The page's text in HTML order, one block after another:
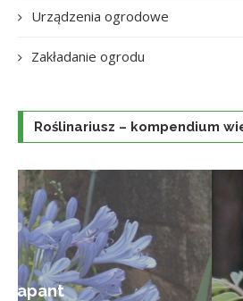
Urządzenia ogrodowe
Zakładanie ogrodu
Roślinariusz – kompendium
Amorfa